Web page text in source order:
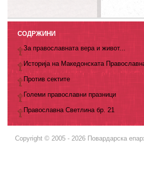
СОДРЖИНИ
За православната вера и живот...
Историја на Македонската
Против сектите
Големи православни празници
Православна Светлина бр. 21
Copyright © 2005 - 2026 Повардарска